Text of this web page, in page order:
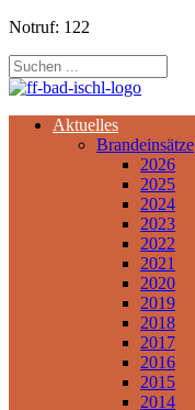
Notruf: 122
Aktuelles
Brandeinsätze
2026
2025
2024
2023
2022
2021
2020
2019
2018
2017
2016
2015
2014